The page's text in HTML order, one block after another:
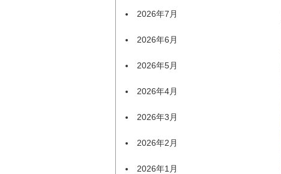
2026年7月
2026年6月
2026年5月
2026年4月
2026年3月
2026年2月
2026年1月